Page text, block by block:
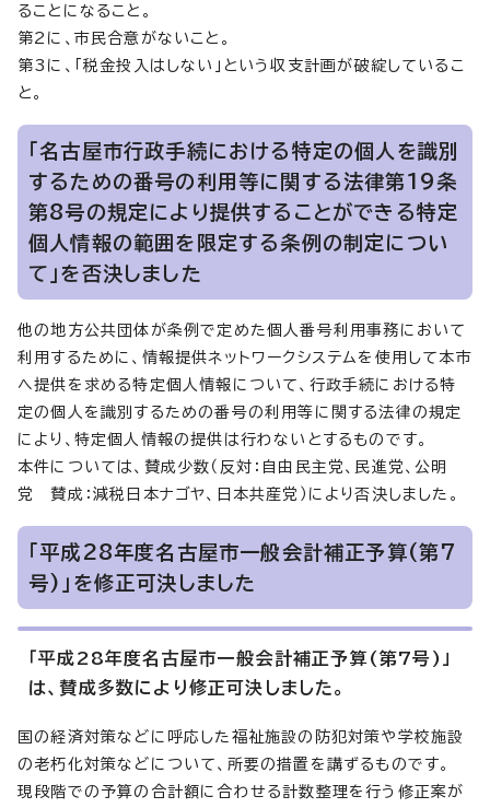
ることになること。
第2に、市民合意がないこと。
第3に、「税金投入はしない」という収支計画が破綻しているこ
と。
「名古屋市行政手続における特定の個人を識別
するための番号の利用等に関する法律第19条
第8号の規定により提供することができる特定
個人情報の範囲を限定する条例の制定につい
て」を否決しました
他の地方公共団体が条例で定めた個人番号利用事務において
利用するために、情報提供ネットワークシステムを使用して本市
へ提供を求める特定個人情報について、行政手続における特
定の個人を識別するための番号の利用等に関する法律の規定
により、特定個人情報の提供は行わないとするものです。
本件については、賛成少数（反対：自由民主党、民進党、公明
党 賛成：減税日本ナゴヤ、日本共産党）により否決しました。
「平成28年度名古屋市一般会計補正予算(第7
号)」を修正可決しました
「平成28年度名古屋市一般会計補正予算(第7号)」
は、賛成多数により修正可決しました。
国の経済対策などに呼応した福祉施設の防犯対策や学校施設
の老朽化対策などについて、所要の措置を講ずるものです。
現段階での予算の合計額に合わせる計数整理を行う修正案が